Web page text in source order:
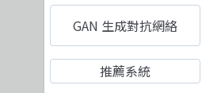
Prompt Engineering
Chatbot
Engineer self-growth
網站開發
系統開發
Adobe Press
Cisco Press
GAN 生成對抗網絡
推薦系統